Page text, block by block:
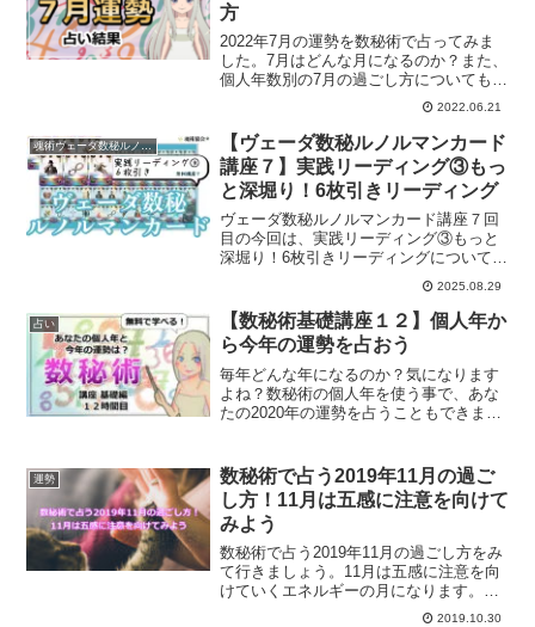
方
2022年7月の運勢を数秘術で占ってみま
した。7月はどんな月になるのか？また、
個人年数別の7月の過ごし方についてもご
2022.06.21
魂術ヴェーダ数秘ルノルマンカード
【ヴェーダ数秘ルノルマンカード
講座７】実践リーディング③もっ
と深堀り！6枚引きリーディング
ヴェーダ数秘ルノルマンカード講座７回
目の今回は、実践リーディング③もっと
深堀り！6枚引きリーディングについての
2025.08.29
占い
【数秘術基礎講座１２】個人年か
ら今年の運勢を占おう
毎年どんな年になるのか？気になります
よね？数秘術の個人年を使う事で、あな
たの2020年の運勢を占うこともできま
方法をご紹介します。
運勢
数秘術で占う2019年11月の過ご
し方！11月は五感に注意を向けて
みよう
数秘術で占う2019年11月の過ごし方をみ
て行きましょう。11月は五感に注意を向
けていくエネルギーの月になります。数
秘で占う2019年11月の過ごし方は？2019.10.30